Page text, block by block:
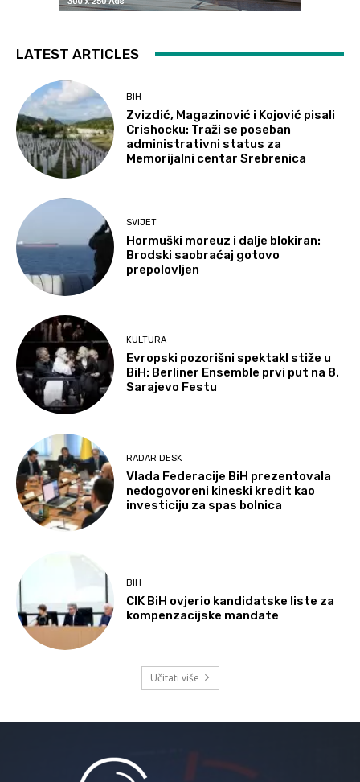
LATEST ARTICLES
BIH
Zvizdić, Magazinović i Kojović pisali
Crishocku: Traži se poseban
administrativni status za
Memorijalni centar Srebrenica
SVIJET
Hormuški moreuz i dalje blokiran:
Brodski saobraćaj gotovo
prepolovljen
KULTURA
Evropski pozorišni spektakl stiže u
BiH: Berliner Ensemble prvi put na 8.
Sarajevo Festu
RADAR DESK
Vlada Federacije BiH prezentovala
nedogovoreni kineski kredit kao
investiciju za spas bolnica
BIH
CIK BiH ovjerio kandidatske liste za
kompenzacijske mandate
Učitati više